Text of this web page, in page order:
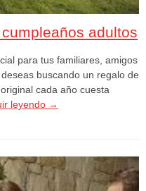
adultos
para tus familiares, amigos
buscando un regalo de
cada año cuesta
leyendo →